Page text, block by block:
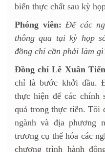
biến thực chất sau kỳ
Phóng viên: Để các
thông qua tại kỳ họp
đồng chí cần phải làm
Đồng chí Lê Xuân
chỉ là bước khởi đầu.
thực hiện để các chính
quả trong thực tiễn. Tôi
ngành và địa phương
trương cụ thể hóa các
chương trình hành